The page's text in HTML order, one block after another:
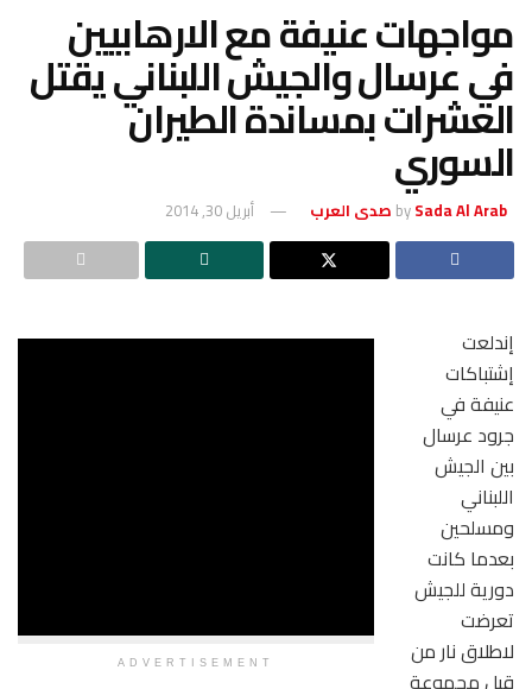
مواجهات عنيفة مع الارهابيين
في عرسال والجيش اللبناني يقتل
العشرات بمساندة الطيران
السوري
bySada Al Arab صدى العرب أبريل 30, 2014
ADVERTISEMENT
إندلعت
إشتباكات
عنيفة في
جرود عرسال
بين الجيش
اللبناني
ومسلحين
بعدما كانت
دورية للجيش
تعرضت
لاطلاق نار من